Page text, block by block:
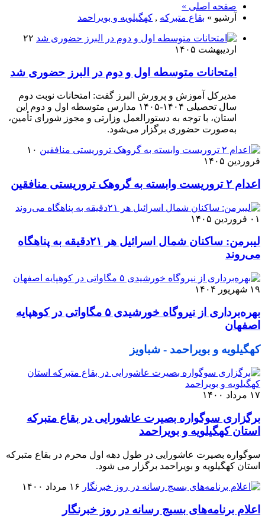
صفحه اصلی »
آرشیو » بقاع متبرکه , کهگیلویه و بویراحمد
۲۲
اردیبهشت ۱۴۰۵
امتحانات متوسطه اول و دوم در البرز حضوری شد
مدیرکل آموزش و پرورش البرز گفت: امتحانات نوبت دوم
سال تحصیلی ۱۴۰۴-۱۴۰۵ مدارس متوسطه اول و دوم این
استان، با توجه به دستورالعمل وزارتی و مجوز شورای تأمین،
به‌صورت حضوری برگزار می‌شود.
۱۰
فروردین ۱۴۰۵
اعدام ۲ تروریست وابسته به گروهک تروریستی منافقین
۰۱ فروردین ۱۴۰۵
لیبرمن: ساکنان شمال اسرائیل هر ۲۱دقیقه به پناهگاه
می‌روند
۱۹ شهریور ۱۴۰۴
بهره‌برداری از نیروگاه خورشیدی ۵ مگاواتی در کوهپایه
اصفهان
کهگیلویه و بویراحمد - شباویز
۱۷ مرداد ۱۴۰۰
برگزاری سوگواره بصیرت عاشورایی در بقاع متبرکه
استان کهگیلویه و بویراحمد
سوگواره بصیرت عاشورایی در طول دهه اول محرم در بقاع متبرکه
استان کهگیلویه و بویراحمد برگزار می شود.
۱۶ مرداد ۱۴۰۰
اعلام برنامه‌های بسیج رسانه در روز خبرنگار